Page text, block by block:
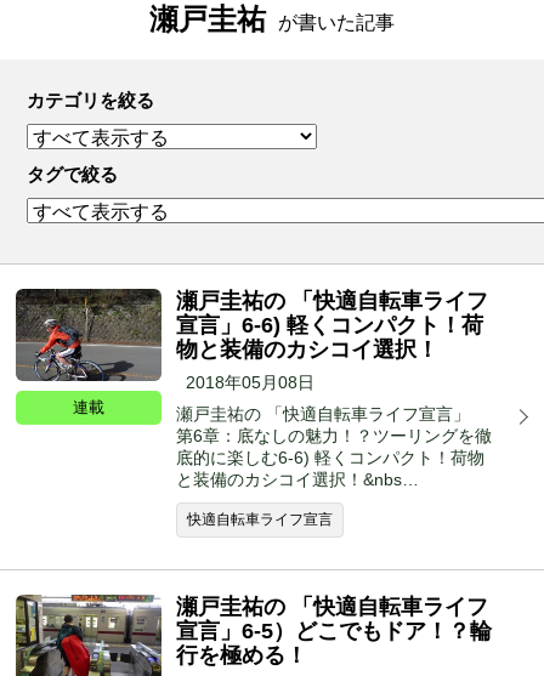
瀬戸圭祐 が書いた記事
カテゴリを絞る
タグで絞る
連載
瀬戸圭祐の 「快適自転車ライフ
宣言」6-6) 軽くコンパクト！荷
物と装備のカシコイ選択！
2018年05月08日
瀬戸圭祐の 「快適自転車ライフ宣言」
第6章：底なしの魅力！？ツーリングを徹
底的に楽しむ6-6) 軽くコンパクト！荷物
と装備のカシコイ選択！&nbs…
快適自転車ライフ宣言
瀬戸圭祐の 「快適自転車ライフ
宣言」6-5）どこでもドア！？輪
行を極める！